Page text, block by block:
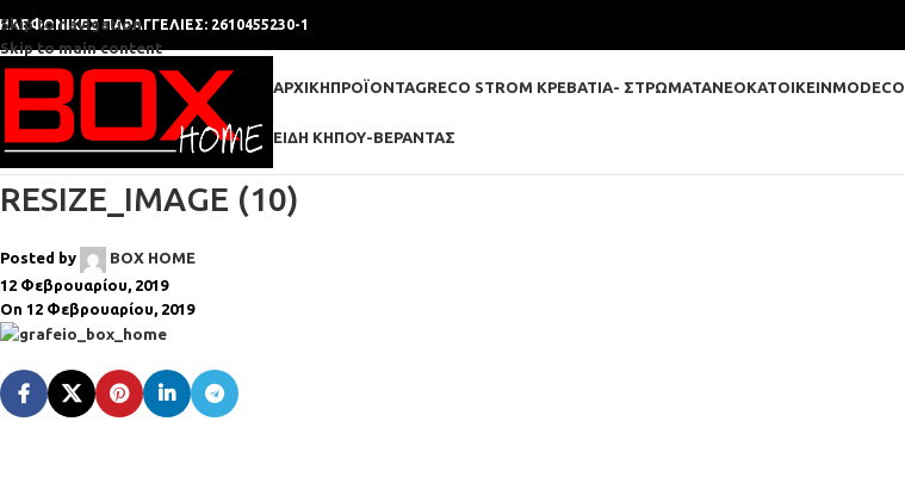
Skip to navigation
Skip to main content
ΠΑΡΑΓΓΕΛΙΕΣ: 2610455230-1
ΑΡΧΙΚΉΠΡΟΪΌΝΤΑGRECO STROM ΚΡΕΒΑΤΙΑ- ΣΤΡΩΜΑΤΑΝΕΟΚΑΤΟΙΚΕΙΝMODECO
ΕΊΔΗ ΚΉΠΟΥ-ΒΕΡΆΝΤΑΣ
RESIZE_IMAGE (10)
Posted by
BOX HOME
12 Φεβρουαρίου, 2019
On 12 Φεβρουαρίου, 2019